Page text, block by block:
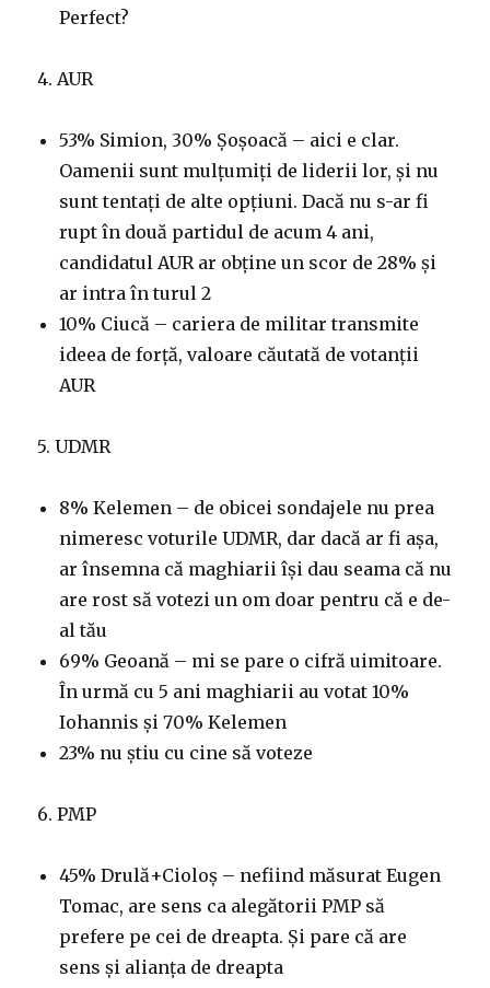
Perfect?
4. AUR
53% Simion, 30% Șoșoacă – aici e clar.
Oamenii sunt mulțumiți de liderii lor, și nu
sunt tentați de alte opțiuni. Dacă nu s-ar fi
rupt în două partidul de acum 4 ani,
candidatul AUR ar obține un scor de 28% și
ar intra în turul 2
10% Ciucă – cariera de militar transmite
ideea de forță, valoare căutată de votanții
AUR
5. UDMR
8% Kelemen – de obicei sondajele nu prea
nimeresc voturile UDMR, dar dacă ar fi așa,
ar însemna că maghiarii își dau seama că nu
are rost să votezi un om doar pentru că e de-
al tău
69% Geoană – mi se pare o cifră uimitoare.
În urmă cu 5 ani maghiarii au votat 10%
Iohannis și 70% Kelemen
23% nu știu cu cine să voteze
6. PMP
45% Drulă+Cioloș – nefiind măsurat Eugen
Tomac, are sens ca alegătorii PMP să
prefere pe cei de dreapta. Și pare că are
sens și alianța de dreapta